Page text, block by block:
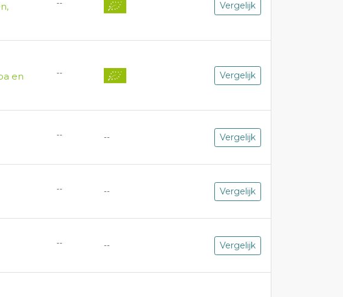
-- Vergelijk
en
-- Vergelijk
-- -- Vergelijk
-- -- Vergelijk
-- -- Vergelijk